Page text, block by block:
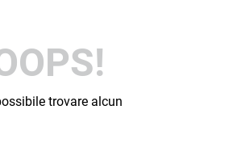
trovare alcun